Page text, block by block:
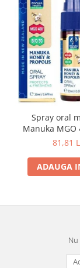
Spray oral
Manuka MGO
13+ cu81,81
ADAUGA